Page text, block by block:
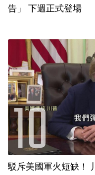
告」 下週正式登場
駁斥美國軍火短缺！